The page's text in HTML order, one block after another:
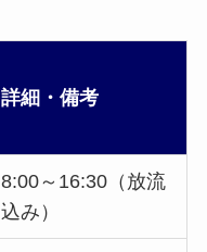
詳細・備考
8:00～16:30（放流
込み）